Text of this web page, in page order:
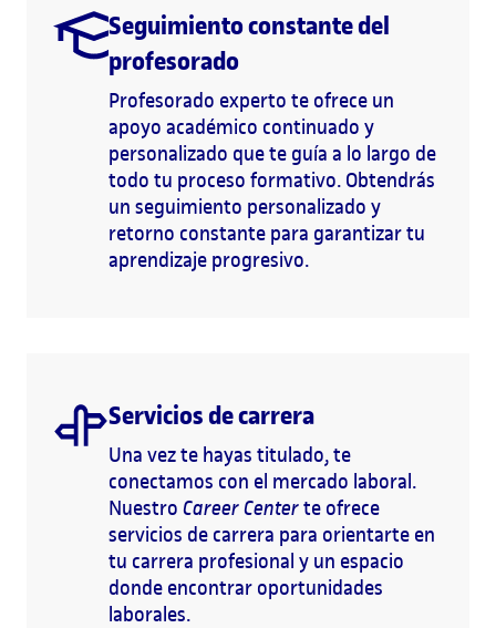
Seguimiento constante del
profesorado
Profesorado experto te ofrece un
apoyo académico continuado y
personalizado que te guía a lo largo de
todo tu proceso formativo. Obtendrás
un seguimiento personalizado y
retorno constante para garantizar tu
aprendizaje progresivo.
Servicios de carrera
Una vez te hayas titulado, te
conectamos con el mercado laboral.
Nuestro Career Centerte ofrece
servicios de carrera para orientarte en
tu carrera profesional y un espacio
donde encontrar oportunidades
laborales.